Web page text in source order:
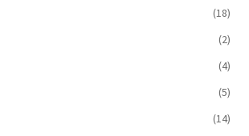
(18)
(2)
(4)
(5)
(14)